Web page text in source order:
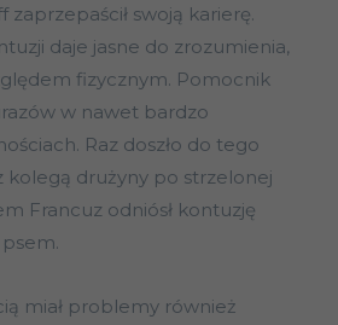
zaprzepaścił swoją karierę.
daje jasne do zrozumienia,
fizycznym. Pomocnik
w nawet bardzo
Raz doszło do tego
kolegą drużyny po strzelonej
Francuz odniósł kontuzję
miał problemy również